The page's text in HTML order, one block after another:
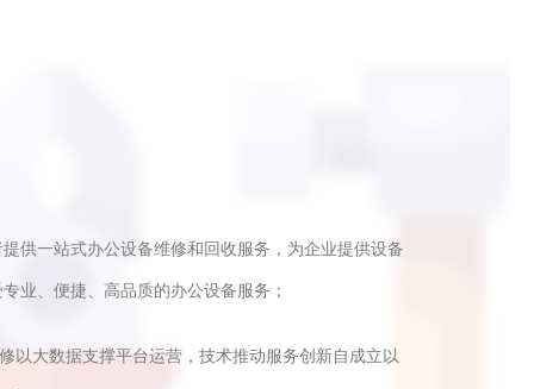
供一站式办公设备维修和回收服务，为企业提供设备
业、便捷、高品质的办公设备服务；
以大数据支撑平台运营，技术推动服务创新自成立以